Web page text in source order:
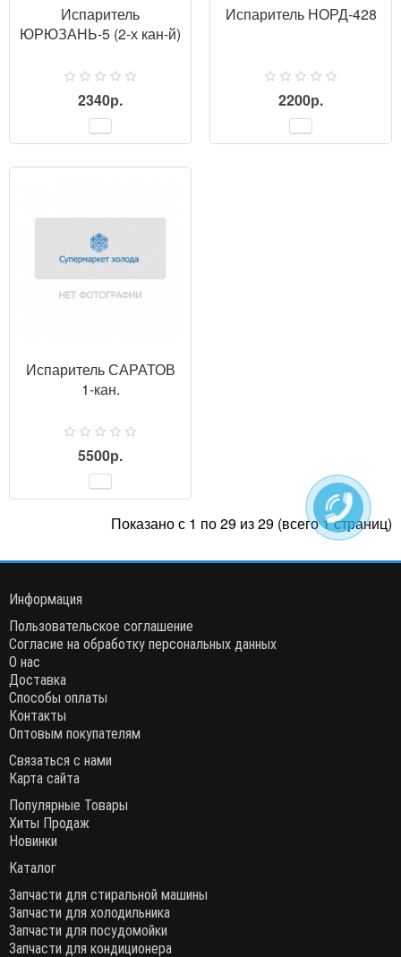
Испаритель
ЮРЮЗАНЬ-5 (2-х кан-й)
2340р.
Испаритель НОРД-428
2200р.
Испаритель САРАТОВ
1-кан.
5500р.
Показано с 1 по 29 из 29 (всего 1 страниц)
Информация
Пользовательское соглашение
Согласие на обработку персональных данных
О нас
Доставка
Способы оплаты
Контакты
Оптовым покупателям
Связаться с нами
Карта сайта
Популярные Товары
Хиты Продаж
Новинки
Каталог
Запчасти для стиральной машины
Запчасти для холодильника
Запчасти для посудомойки
Запчасти для кондиционера